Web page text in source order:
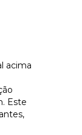
acima
Este